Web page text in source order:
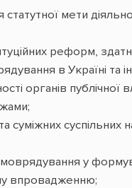
мети
реформ,
в Україні та
органів публічної
суміжних суспільних
у
впровадженню;